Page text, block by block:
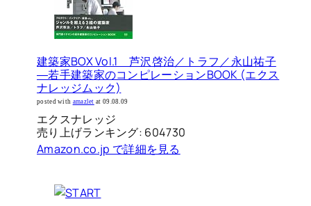
建築家BOX Vol.1 芦沢啓治／トラフ／永山祐子
―若手建築家のコンピレーションBOOK (エクス
ナレッジムック)
posted with amazlet at 09.08.09
エクスナレッジ
売り上げランキング: 604730
Amazon.co.jp で詳細を見る